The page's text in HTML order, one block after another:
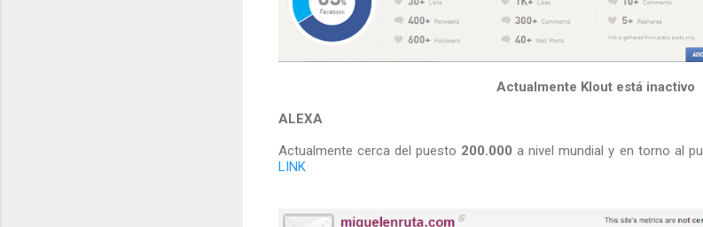
Actualmente Klout está inactivo
ALEXA
Actualmente cerca del puesto 200.000 a nivel mundial y en torno al
LINK